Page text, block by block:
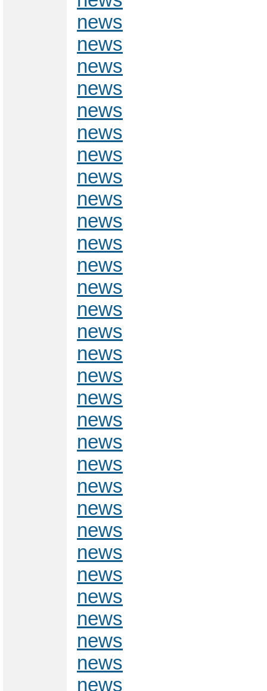
news
news
news
news
news
news
news
news
news
news
news
news
news
news
news
news
news
news
news
news
news
news
news
news
news
news
news
news
news
news
news